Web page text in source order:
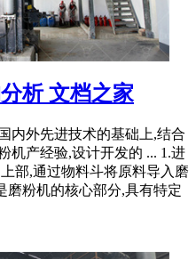
析 文档之家
内外先进技术的基础上,结合
机产经验,设计开发的 ... 1.进
部,通过物料斗将原料导入磨
磨粉机的核心部分,具有特定